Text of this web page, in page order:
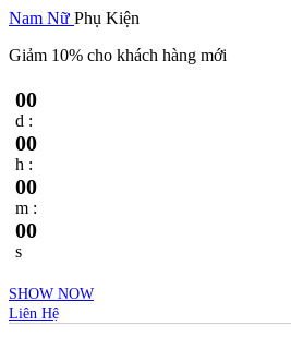
Nam Nữ Phụ Kiện
Giảm 10% cho khách hàng mới
00
d :
00
h :
00
m :
00
s
SHOW NOW
Liên Hệ